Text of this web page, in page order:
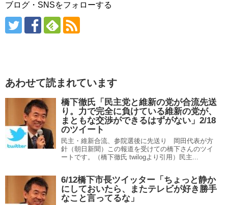
ブログ・SNSをフォローする
あわせて読まれています
橋下徹氏「民主党と維新の党が合流先送
り。力で完全に負けている維新の党が、
まともな交渉ができるはずがない」2/18
のツイート
民主・維新合流、参院選後に先送り 岡田代表が方
針（朝日新聞）この報道を受けての橋下さんのツイ
ートです。（橋下徹氏 twilogより引用）民主...
6/12橋下市長ツイッター「ちょっと静か
にしておいたら、またテレビが好き勝手
なこと言ってるな」